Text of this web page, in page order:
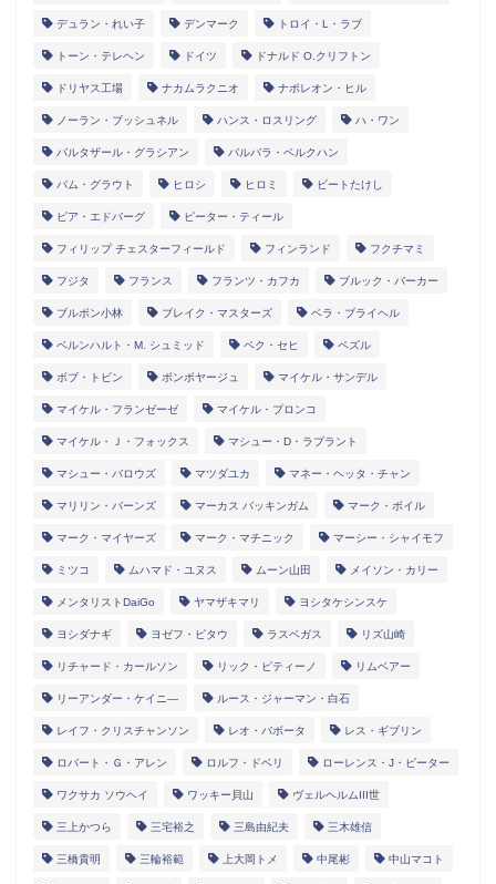
デュラン・れい子 デンマーク トロイ・L・ラブ
トーン・テレヘン ドイツ ドナルド O.クリフトン
ドリヤス工場 ナカムラクニオ ナポレオン・ヒル
ノーラン・ブッシュネル ハンス・ロスリング ハ・ワン
バルタザール・グラシアン バルバラ・ベルクハン
パム・グラウト ヒロシ ヒロミ ビートたけし
ピア・エドバーグ ピーター・ティール
フィリップ チェスターフィールド フィンランド フクチマミ
フジタ フランス フランツ・カフカ ブルック・バーカー
ブルボン小林 ブレイク・マスターズ ベラ・ブライヘル
ベルンハルト・M. シュミッド ペク・セヒ ペズル
ボブ・トビン ボンボヤージュ マイケル・サンデル
マイケル・フランゼーゼ マイケル・プロンコ
マイケル・Ｊ・フォックス マシュー・D・ラプラント
マシュー・バロウズ マツダユカ マネー・ヘッタ・チャン
マリリン・バーンズ マーカス バッキンガム マーク・ボイル
マーク・マイヤーズ マーク・マチニック マーシー・シャイモフ
ミツコ ムハマド・ユヌス ムーン山田 メイソン・カリー
メンタリストDaiGo ヤマザキマリ ヨシタケシンスケ
ヨシダナギ ヨゼフ・ピタウ ラスベガス リズ山崎
リチャード・カールソン リック・ピティーノ リムベアー
リーアンダー・ケイニ― ルース・ジャーマン・白石
レイフ・クリスチャンソン レオ・バボータ レス・ギブリン
ロバート・Ｇ・アレン ロルフ・ドベリ ローレンス・J・ピーター
ワクサカ ソウヘイ ワッキー貝山 ヴェルヘルムIII世
三上かつら 三宅裕之 三島由紀夫 三木雄信
三橋貴明 三輪裕範 上大岡トメ 中尾彬 中山マコト